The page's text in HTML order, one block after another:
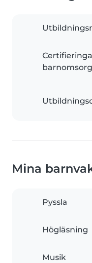
barnomsorg
Mina
Pyssla
Högläsning
Musik